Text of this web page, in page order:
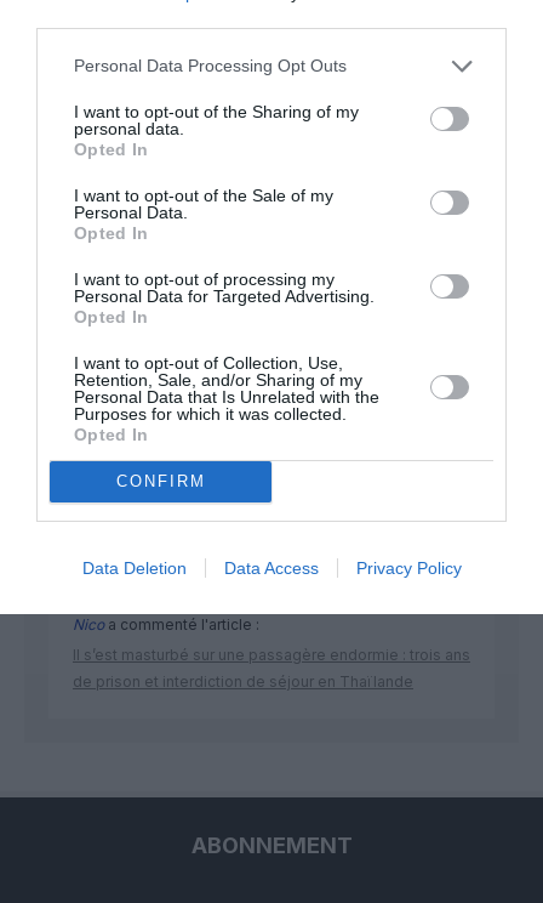
Personal Data Processing Opt Outs
I want to opt-out of the Sharing of my
personal data.
Opted In
I want to opt-out of the Sale of my
Personal Data.
Opted In
I want to opt-out of processing my
Personal Data for Targeted Advertising.
Opted In
I want to opt-out of Collection, Use,
Retention, Sale, and/or Sharing of my
Personal Data that Is Unrelated with the
Purposes for which it was collected.
Opted In
CONFIRM
Data Deletion Data Access Privacy Policy
Appel aux lecteurs !
Soutenez Air Journal participez
NOUS SOUTENIR
DERNIERS COMMENTAIRES
a commenté l'article :
Contrôles aux frontières entre l’Espagne et l’Italie : des
Nicoa commenté l'article :
Il s’est masturbé sur une passagère endormie : trois ans
de prison et interdiction de séjour en Thaïlande
ABONNEMENT